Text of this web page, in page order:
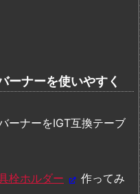
ーナーを使いやすく
ーナーをIGT互換テーブ
栓ホルダー
作ってみ